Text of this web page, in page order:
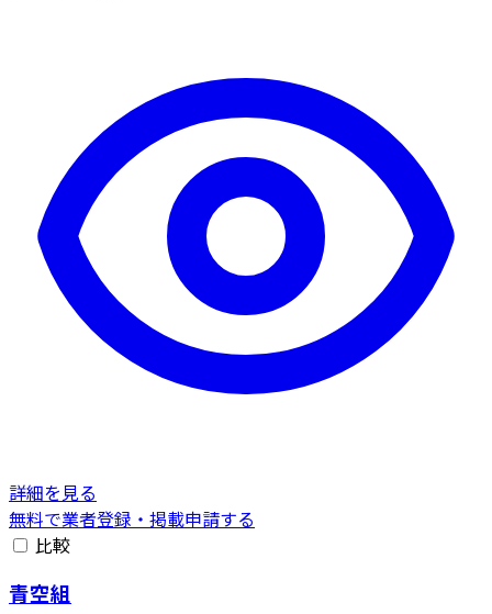
詳細を見る
無料で業者登録・掲載申請する
比較
青空組